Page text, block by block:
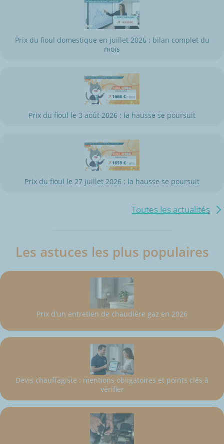
Prix du fioul domestique en juillet 2026 : bilan complet du
mois
Prix du fioul le 3 août 2026 : la hausse se poursuit
Prix du fioul le 27 juillet 2026 : la hausse se poursuit
Toutes les actualités
Les astuces les plus populaires
Prix d'un entretien de chaudière gaz en 2026
Devis chauffagiste : mentions obligatoires et points clés à
vérifier